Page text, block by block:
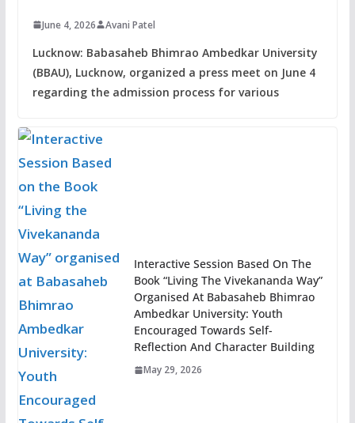
June 4, 2026 Avani Patel
Lucknow: Babasaheb Bhimrao Ambedkar University
(BBAU), Lucknow, organized a press meet on June 4
regarding the admission process for various
Interactive Session Based On The
Book “Living The Vivekananda Way”
Organised At Babasaheb Bhimrao
Ambedkar University: Youth
Encouraged Towards Self-
Reflection And Character Building
May 29, 2026